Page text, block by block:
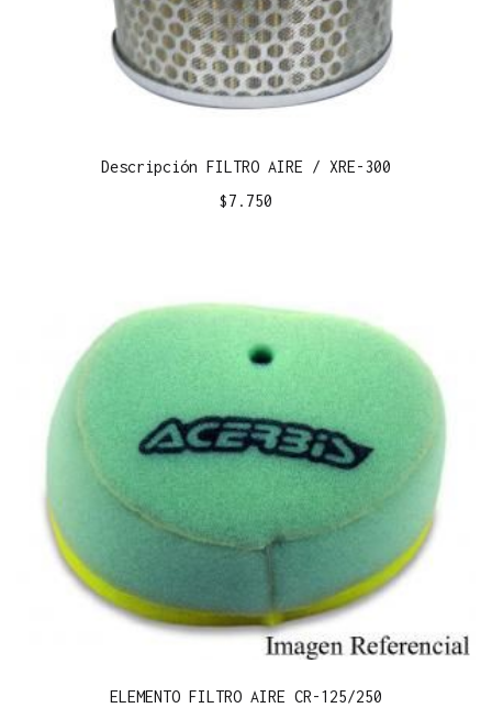
Descripción FILTRO AIRE / XRE-300
$7.750
ELEMENTO FILTRO AIRE CR-125/250